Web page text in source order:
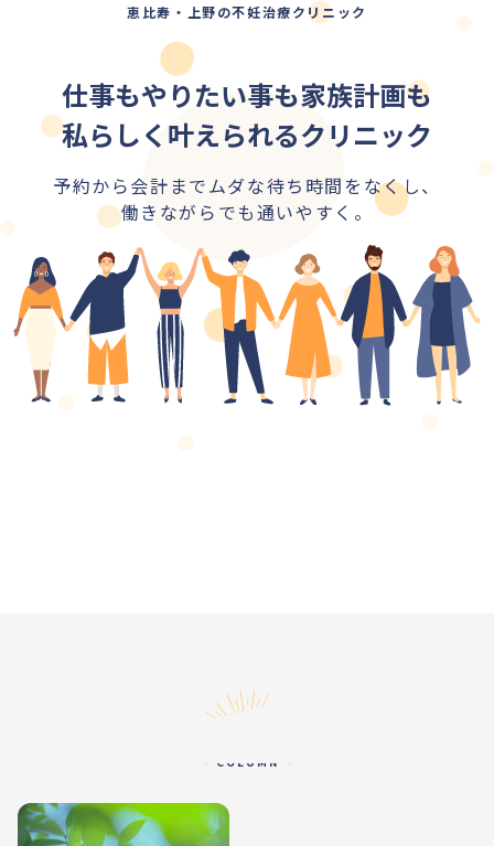
恵比寿・上野の不妊治療クリニック
仕事もやりたい事も家族計画も
私らしく叶えられるクリニック
予約から会計までムダな待ち時間をなくし、
働きながらでも通いやすく。
COLUMN